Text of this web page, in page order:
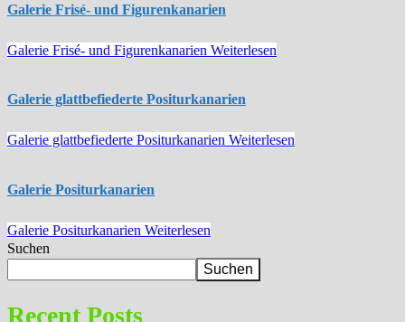
Galerie Frisé- und Figurenkanarien
Galerie Frisé- und Figurenkanarien Weiterlesen
Galerie glattbefiederte Positurkanarien
Galerie glattbefiederte Positurkanarien Weiterlesen
Galerie Positurkanarien
Galerie Positurkanarien Weiterlesen
Suchen
Suchen
Recent Posts